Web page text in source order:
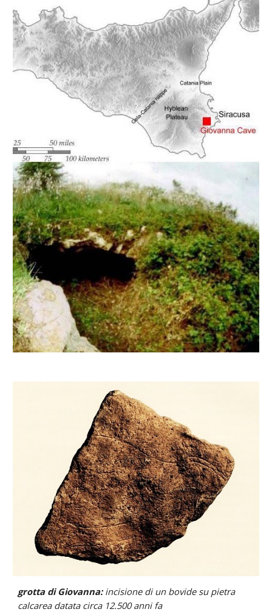
grotta di Giovanna:incisione di un bovide su pietra
calcarea datata circa 12.500 anni fa